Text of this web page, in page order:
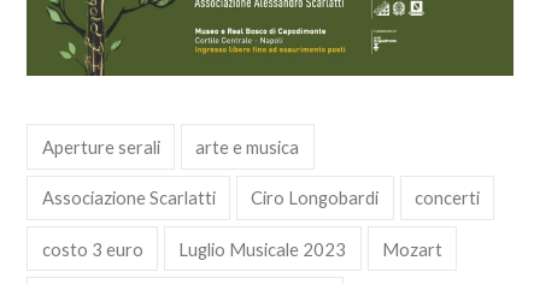
Aperture serali arte e musica
Associazione Scarlatti Ciro Longobardi concerti
costo 3 euro Luglio Musicale 2023 Mozart